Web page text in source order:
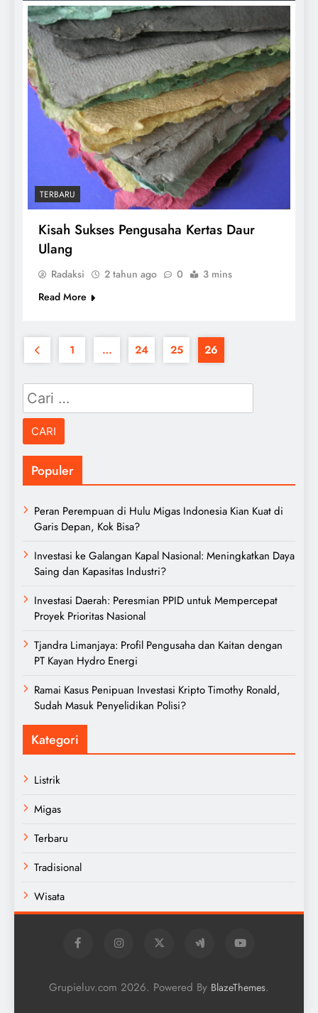
TERBARU
Kisah Sukses Pengusaha Kertas Daur
Ulang
Radaksi 2 tahun ago 0
3 mins
Read More
1 … 24 25 26
Cari
untuk:
Populer
Peran Perempuan di Hulu Migas Indonesia Kian Kuat di
Garis Depan, Kok Bisa?
Investasi ke Galangan Kapal Nasional: Meningkatkan Daya
Saing dan Kapasitas Industri?
Investasi Daerah: Peresmian PPID untuk Mempercepat
Proyek Prioritas Nasional
Tjandra Limanjaya: Profil Pengusaha dan Kaitan dengan
PT Kayan Hydro Energi
Ramai Kasus Penipuan Investasi Kripto Timothy Ronald,
Sudah Masuk Penyelidikan Polisi?
Kategori
Listrik
Migas
Terbaru
Tradisional
Wisata
Grupieluv.com 2026. Powered By BlazeThemes.